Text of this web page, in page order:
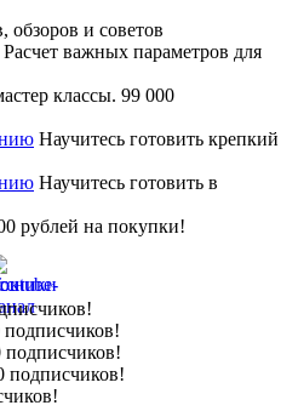
обзоров и советов
Расчет важных параметров для
классы. 99 000
Научитесь готовить крепкий
Научитесь готовить в
рублей на покупки!
подписчиков!
подписчиков!
подписчиков!